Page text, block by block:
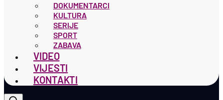
DOKUMENTARCI
KULTURA
SERIJE
SPORT
ZABAVA
VIDEO
VIJESTI
KONTAKTI